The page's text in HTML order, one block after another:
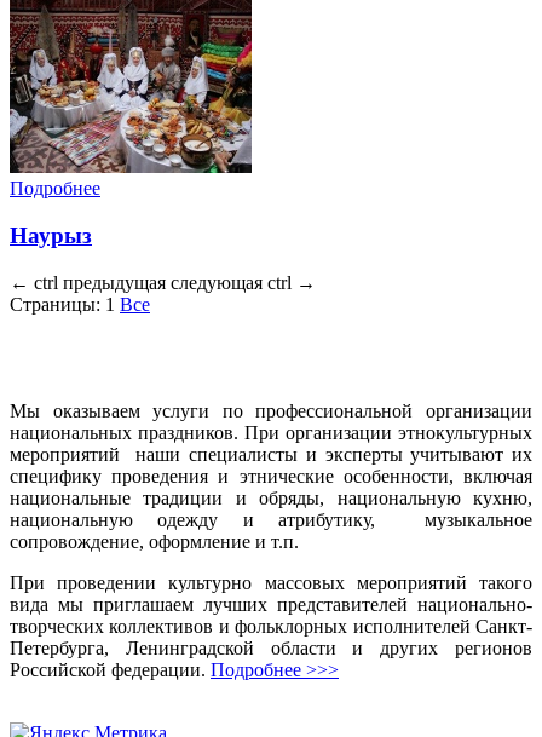
Подробнее
Наурыз
← ctrl предыдущая следующая ctrl →
Страницы: 1 Все
Мы оказываем услуги по профессиональной организации
национальных праздников. При организации этнокультурных
мероприятий наши специалисты и эксперты учитывают их
специфику проведения и этнические особенности, включая
национальные традиции и обряды, национальную кухню,
национальную одежду и атрибутику, музыкальное
сопровождение, оформление и т.п.
При проведении культурно массовых мероприятий такого
вида мы приглашаем лучших представителей национально-
творческих коллективов и фольклорных исполнителей Санкт-
Петербурга, Ленинградской области и других регионов
Российской федерации. Подробнее >>>